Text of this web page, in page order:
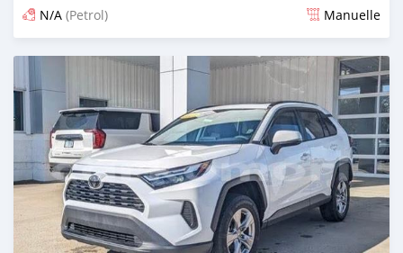
N/A (Petrol) Manuelle
Publié il y a 2 mois